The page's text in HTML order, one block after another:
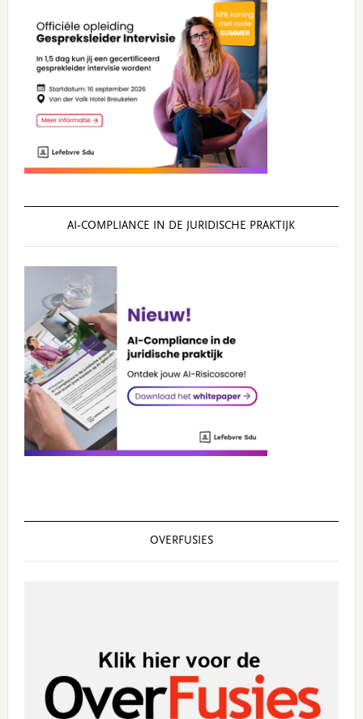
AI‑COMPLIANCE IN DE JURIDISCHE PRAKTIJK
OVERFUSIES